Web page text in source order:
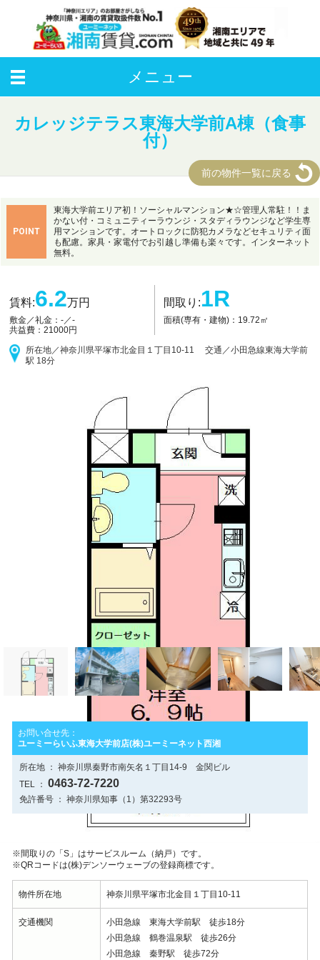
メニュー
カレッジテラス東海大学前A棟（食事
付）
前の物件一覧に戻る
POINT
東海大学前エリア初！ソーシャルマンション★☆管理人常駐！！ま
かない付・コミュニティーラウンジ・スタディラウンジなど学生専
用マンションです。オートロックに防犯カメラなどセキュリティ面
も配慮。家具・家電付でお引越し準備も楽々です。インターネット
無料。
賃料:6.2万円
敷金／礼金：-／-
共益費：21000円
間取り:1R
面積(専有・建物)：19.72㎡
所在地／神奈川県平塚市北金目１丁目10-11 交通／小田急線東海大学前
駅 18分
反転タイプ
お問い合せ先：
ユーミーらいふ東海大学前店(株)ユーミーネット西湘
所在地 ： 神奈川県秦野市南矢名１丁目14-9 金関ビル
TEL ：0463-72-7220
免許番号 ： 神奈川県知事（1）第32293号
※間取りの「S」はサービスルーム（納戸）です。
※QRコードは(株)デンソーウェーブの登録商標です。
物件所在地 神奈川県平塚市北金目１丁目10-11
交通機関
小田急線 東海大学前駅 徒歩18分
小田急線 鶴巻温泉駅 徒歩26分
小田急線 秦野駅 徒歩72分